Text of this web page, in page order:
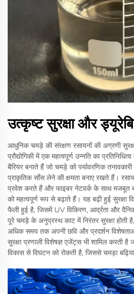
उत्कृष्ट सुरक्षा और
आधुनिक चमड़े की संरक्षण रसायनों की अग्रणी
प्रौद्योगिकी में एक महत्वपूर्ण उन्नति का
बैरियर बनाते हैं जो चमड़े को पर्यावरणिक
प्राकृतिक साँस लेने की क्षमता बनाए रखते हैं।
प्रवेश करते हैं और फाइबर नेटवर्क के साथ मजबूत
को महत्वपूर्ण रूप से बढ़ाते हैं। यह बढ़ी हुई सुरक्षा
फैली हुई है, जिसमें UV विकिरण, आर्द्रता और
पूरे चमड़े के अनुप्रस्थ काट में निरंतर सुरक्षा होती
अधिक समय तक अपनी छवि और प्रदर्शन
सुरक्षा प्रणाली विशेषज्ञ एजेंट्स भी शामिल करती
विकास से विघटन को रोकती है, जिससे चमड़ा